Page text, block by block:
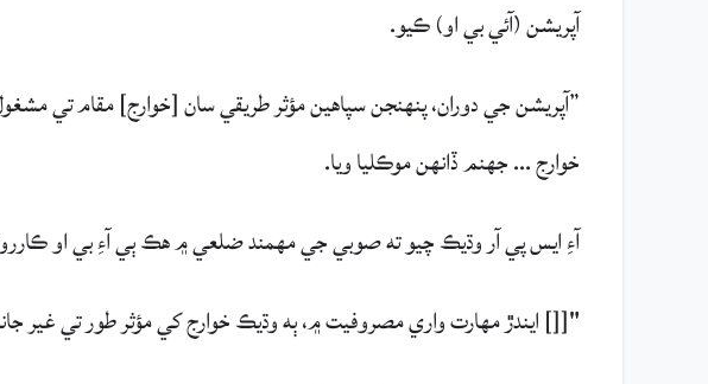
آپريشن (آئي بي او) ڪيو.
”آپريشن جي دوران، پنهنجن سپاهين مؤثر طريقي سان [خوارج] مقام تي
خوارج ... جهنم ڏانهن موڪليا ويا.
آءِ ايس پي آر وڌيڪ چيو ته صوبي جي مهمند ضلعي ۾ هڪ ٻي آءِ بي او
"[[] ايندڙ مهارت واري مصروفيت ۾، ٻه وڌيڪ خوارج کي مؤثر طور تي غير